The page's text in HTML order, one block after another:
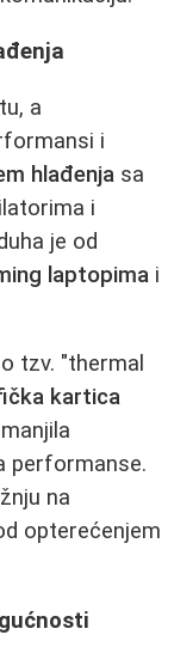
a
i
hlađenja sa
i
je od
laptopima i
tzv. "thermal
kartica
performanse.
na
opterećenjem